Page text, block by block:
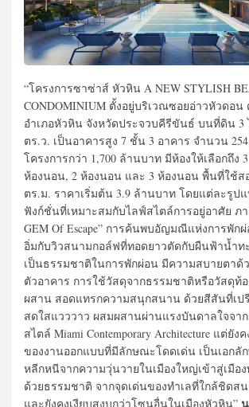
“โครงการซาซ่าส์ หัวหิน A NEW STYLISH
CONDOMINIUM ตั้งอยู่บริเวณซอยอ่าวหัวดอ
อำเภอหัวหิน จังหวัดประจวบคีรีขันธ์ บนที่ดิน 3
ตร.ว. เป็นอาคารสูง 7 ชั้น 3 อาคาร จำนวน
โครงการกว่า 1,700 ล้านบาท มีห้องให้เลือกถึง
ห้องนอน, 2 ห้องนอน และ 3 ห้องนอน พื้นที่ใช้ส
ตร.ม. ราคาเริ่มต้น 3.9 ล้านบาท โดยแต่ละรูป
ฟังก์ชั่นที่เหมาะสมกับไลฟ์สไตล์การอยู่อาศัย ภ
GEM Of Escape” การค้นพบอัญมณีแห่งการพัก
อิ่มกับวิวสนามกอล์ฟที่ทอดยาวตัดกับผืนฟ้าน้ำท
เป็นธรรมชาติในการพักผ่อน มีความสบายตาด้
ตัวอาคาร การใช้วัสดุจากธรรมชาติหรือวัสดุท้
ผสาน สอดแทรกความสนุกสนาน ด้วยสีสันที่เ
สดใสแวววาว ผสมผสานผ่านแรงบันดาลใจจา
สไตล์ Miami Contemporary Architecture แต่ยัง
ของงานออกแบบที่มีลักษณะโดดเด่น เป็นเอกลั
หลีกหนีจากความวุ่นวายในเมืองใหญ่เข้าสู่เมือ
ด้วยธรรมชาติ จากจุดเด่นของทำเลที่ใกล้ชิดส
และยังคงเงียบสงบกว่าโซนอื่นในเมืองหัวหิน”